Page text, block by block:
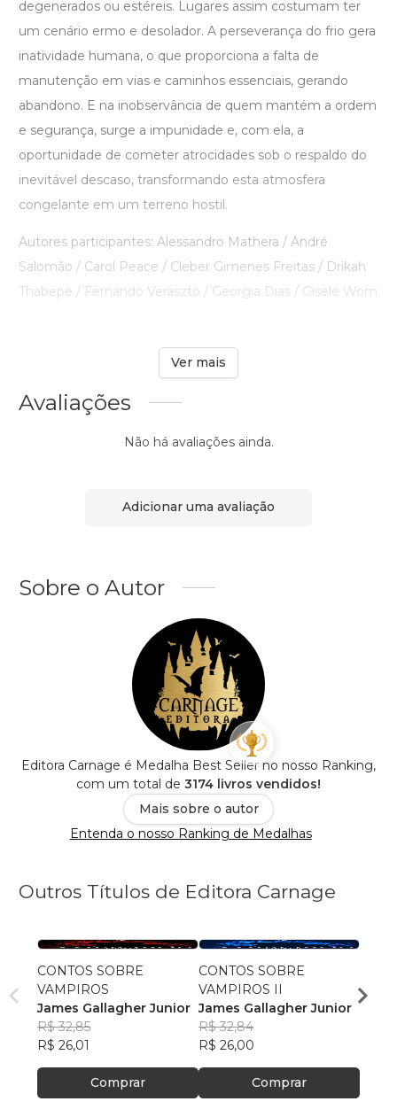
degenerados ou estéreis. Lugares assim costumam ter
um cenário ermo e desolador. A perseverança do frio gera
inatividade humana, o que proporciona a falta de
manutenção em vias e caminhos essenciais, gerando
abandono. E na inobservância de quem mantém a ordem
e segurança, surge a impunidade e, com ela, a
oportunidade de cometer atrocidades sob o respaldo do
inevitável descaso, transformando esta atmosfera
congelante em um terreno hostil.
Autores participantes: Alessandro Mathera / André
Salomão / Carol Peace / Cleber Gimenes Freitas / Drikah
Thabepe / Fernando Veraszto / Georgia Dias / Gisele Wom
Ver mais
Avaliações
Não há avaliações ainda.
Adicionar uma avaliação
Sobre o Autor
Editora Carnage é Medalha Best Seller no nosso Ranking,
com um total de 3174 livros vendidos!
Mais sobre o autor
Entenda o nosso Ranking de Medalhas
Outros Títulos de Editora Carnage
CONTOS SOBRE
VAMPIROS
James Gallagher Junior
R$ 32,85
R$ 26,01
Comprar
CONTOS SOBRE
VAMPIROS II
James Gallagher Junior
R$ 32,84
R$ 26,00
Comprar
R$